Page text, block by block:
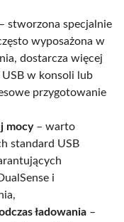
– stworzona specjalnie
wyposażona w
dostarcza więcej
w konsoli lub
przygotowanie
mocy– warto
standard USB
i
ładowania –